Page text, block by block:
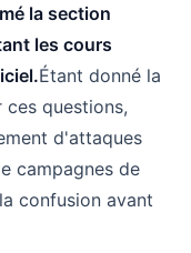
la section
les cours
Étant donné la
questions,
d'attaques
campagnes de
confusion avant